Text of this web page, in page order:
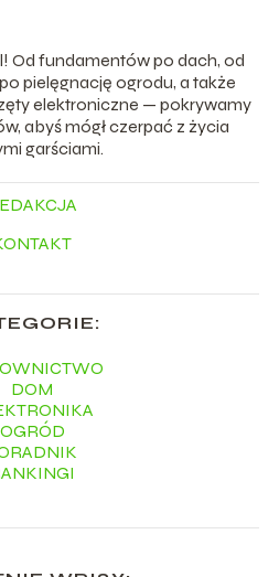
Od fundamentów po dach, od
pielęgnację ogrodu, a także
elektroniczne — pokrywamy
abyś mógł czerpać z życia
garściami.
DOM
OGRÓD